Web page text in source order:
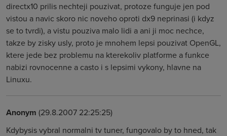
directx10 prilis nechteji pouzivat, protoze funguje jen pod
vistou a navic skoro nic noveho oproti dx9 neprinasi (i kdyz
se to tvrdi), a vistu pouziva malo lidi a ani ji moc nechce,
takze by zisky usly, proto je mnohem lepsi pouzivat OpenGL,
ktere jede bez problemu na kterekoliv platforme a funkce
nabizi rovnocenne a casto i s lepsimi vykony, hlavne na
Linuxu.
Anonym (29.8.2007 22:25:25)
Kdybysis vybral normalni tv tuner, fungovalo by to hned, tak